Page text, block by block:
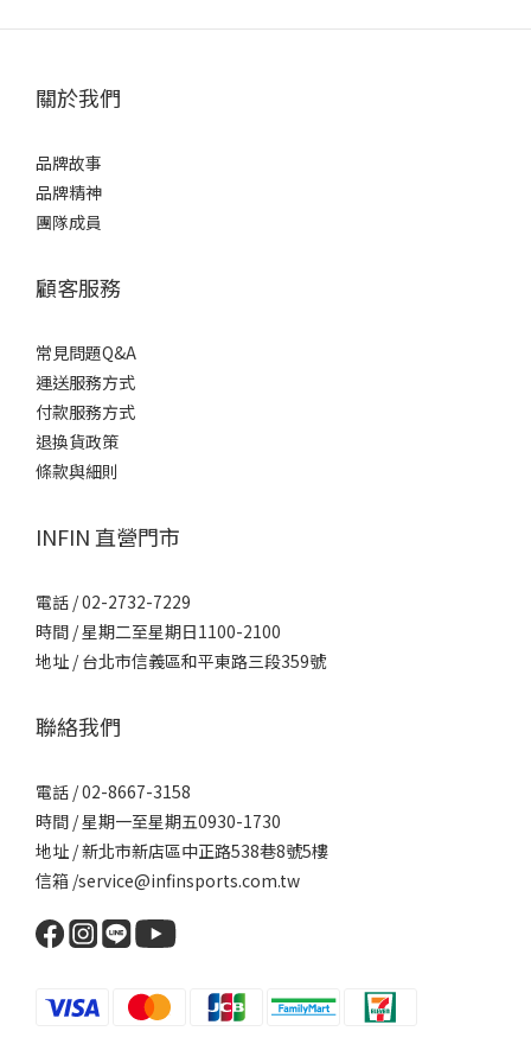
關於我們
品牌故事
品牌精神
團隊成員
顧客服務
常見問題Q&A
運送服務方式
付款服務方式
退換貨政策
條款與細則
INFIN 直營門市
電話 / 02-2732-7229
時間 / 星期二至星期日1100-2100
地址 / 台北市信義區和平東路三段359號
聯絡我們
電話 / 02-8667-3158
時間 / 星期一至星期五0930-1730
地址 / 新北市新店區中正路538巷8號5樓
信箱 /service@infinsports.com.tw